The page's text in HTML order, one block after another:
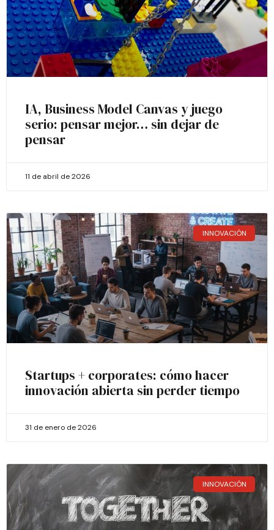
IA, Business Model Canvas y juego
serio: pensar mejor… sin dejar de
pensar
11 de abril de 2026
INNOVACIÓN
Startups + corporates: cómo hacer
innovación abierta sin perder tiempo
31 de enero de 2026
INNOVACIÓN